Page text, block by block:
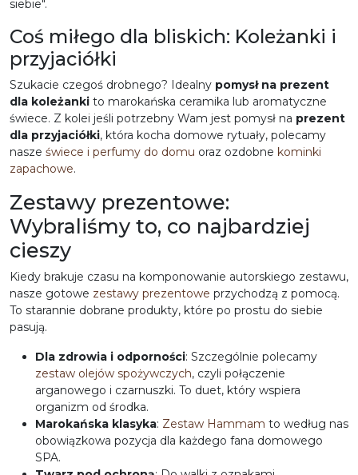
siebie".
Coś miłego dla bliskich: Koleżanki i
przyjaciółki
Szukacie czegoś drobnego? Idealny pomysł na prezent
dla koleżanki to marokańska ceramika lub aromatyczne
świece. Z kolei jeśli potrzebny Wam jest pomysł na prezent
dla przyjaciółki, która kocha domowe rytuały, polecamy
nasze świece i perfumy do domu oraz ozdobne kominki
zapachowe.
Zestawy prezentowe:
Wybraliśmy to, co najbardziej
cieszy
Kiedy brakuje czasu na komponowanie autorskiego zestawu,
nasze gotowe zestawy prezentowe przychodzą z pomocą.
To starannie dobrane produkty, które po prostu do siebie
pasują.
Dla zdrowia i odporności: Szczególnie polecamy
zestaw olejów spożywczych, czyli połączenie
arganowego i czarnuszki. To duet, który wspiera
organizm od środka.
Marokańska klasyka: Zestaw Hammam to według nas
obowiązkowa pozycja dla każdego fana domowego
SPA.